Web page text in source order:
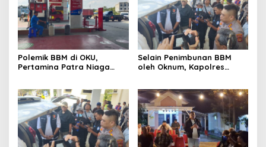
Polemik BBM di OKU,
Pertamina Patra Niaga
BBM Subsidi dan Perkuat
Pengawasan di Kabupaten
Ogan Komering Ulu
Selain Penimbunan BBM
oleh Oknum, Kapolres
Niaga Bungkam